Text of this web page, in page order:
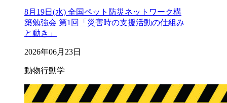
8月19日(水) 全国ペット防災ネットワーク構
築勉強会 第1回「災害時の支援活動の仕組み
と動き」
2026年06月23日
動物行動学